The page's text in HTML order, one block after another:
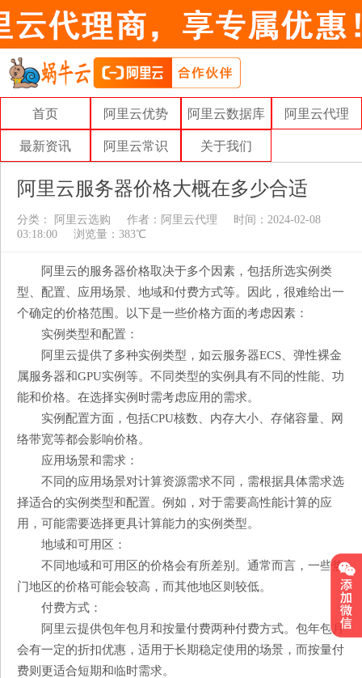
首页 阿里云优势 阿里云数据库 阿里云代理
最新资讯 阿里云常识 关于我们
阿里云服务器价格大概在多少合适
分类： 阿里云选购 作者： 阿里云代理
时间：2024-02-08
03:18:00
浏览量：383℃
阿里云的服务器价格取决于多个因素，包括所选实例类
型、配置、应用场景、地域和付费方式等。因此，很难给出一
个确定的价格范围。以下是一些价格方面的考虑因素：
实例类型和配置：
阿里云提供了多种实例类型，如云服务器ECS、弹性裸金
属服务器和GPU实例等。不同类型的实例具有不同的性能、功
能和价格。在选择实例时需考虑应用的需求。
实例配置方面，包括CPU核数、内存大小、存储容量、网
络带宽等都会影响价格。
应用场景和需求：
不同的应用场景对计算资源需求不同，需根据具体需求选
择适合的实例类型和配置。例如，对于需要高性能计算的应
用，可能需要选择更具计算能力的实例类型。
地域和可用区：
不同地域和可用区的价格会有所差别。通常而言，一些热
门地区的价格可能会较高，而其他地区则较低。
付费方式：
阿里云提供包年包月和按量付费两种付费方式。包年包月
会有一定的折扣优惠，适用于长期稳定使用的场景，而按量付
费则更适合短期和临时需求。